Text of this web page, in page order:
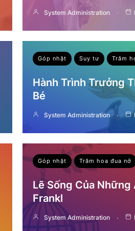
System Administration
Góp nhặt Suy tư Trăm
Hành Trình Trưởng
Bé
System Administration
Góp nhặt Trăm hoa đua nở
Lẽ Sống Của Những
Frankl
System Administration